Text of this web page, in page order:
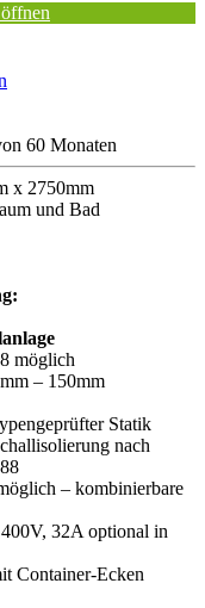
60 Monaten
x 2750mm
und Bad
möglich
– 150mm
Statik
nach
– kombinierbare
32A optional in
Container-Ecken